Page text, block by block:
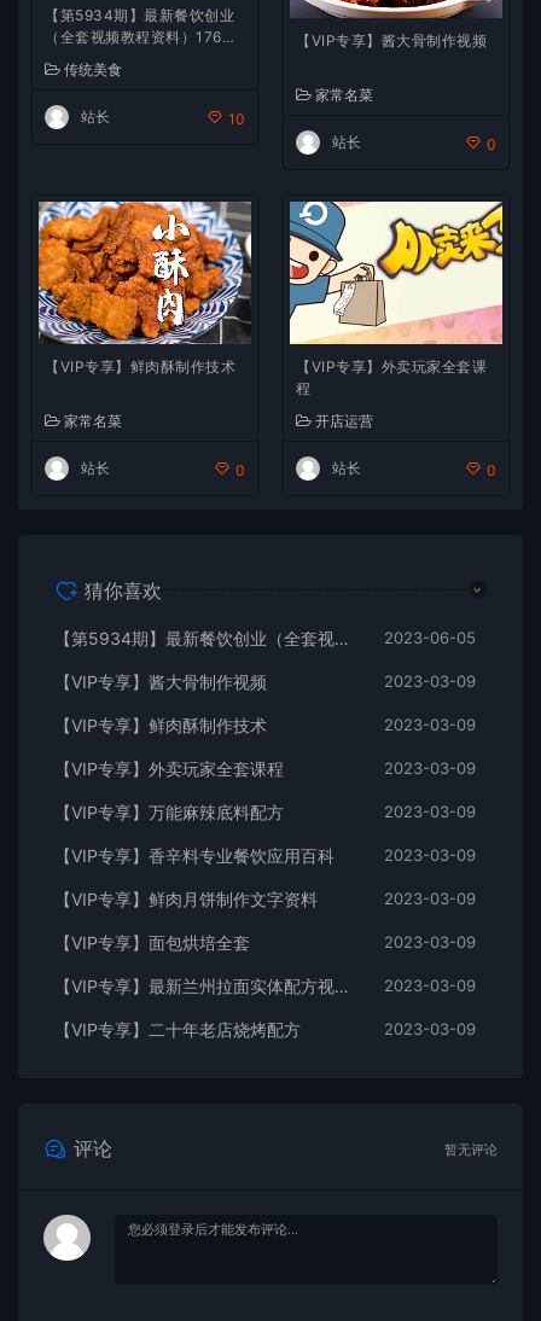
【第5934期】最新餐饮创业
（全套视频教程资料）176种
配方美食，2023餐饮商用配
方
传统美食
站长 10
【VIP专享】酱大骨制作视频
家常名菜
站长 0
【VIP专享】鲜肉酥制作技术
家常名菜
站长 0
【VIP专享】外卖玩家全套课
程
开店运营
站长 0
猜你喜欢
【第5934期】最新餐饮创业（全套视频教程资料）176种配方美食，2023餐饮商用配方 2023-06-05
【VIP专享】酱大骨制作视频 2023-03-09
【VIP专享】鲜肉酥制作技术 2023-03-09
【VIP专享】外卖玩家全套课程 2023-03-09
【VIP专享】万能麻辣底料配方 2023-03-09
【VIP专享】香辛料专业餐饮应用百科 2023-03-09
【VIP专享】鲜肉月饼制作文字资料 2023-03-09
【VIP专享】面包烘培全套 2023-03-09
【VIP专享】最新兰州拉面实体配方视频教程 2023-03-09
【VIP专享】二十年老店烧烤配方 2023-03-09
评论 暂无评论